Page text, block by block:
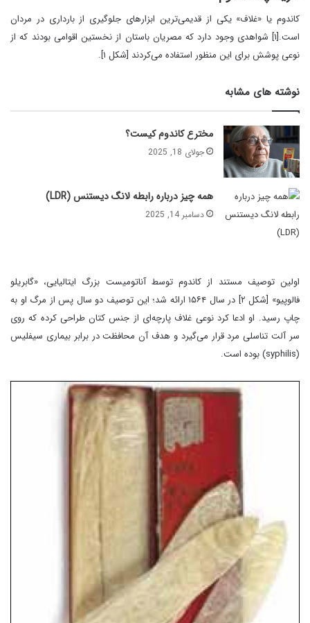
کاندوم یا «غلاف» یکی از قدیمی‌ترین ابزارهای جلوگیری از بارداری در مردان
است.[۱] شواهدی وجود دارد که مصریان باستان از نخستین اقوامی بودند که از
نوعی پوشش برای این منظور استفاده می‌کردند [شکل ۱].
نوشته های مشابه
مخترع کاندوم کیست؟
جولای 18, 2025
همه چیز درباره رابطه لانگ دیستنس (LDR)
دسامبر 14, 2025
اولین توصیف مستند از کاندوم توسط آناتومیست بزرگ ایتالیایی، «گابریلو
فالوپیو» [شکل ۲] در سال ۱۵۶۴ ارائه شد؛ این توصیف دو سال پس از مرگ او به
چاپ رسید. او ادعا کرد نوعی غلاف پارچه‌ای از جنس کتان طراحی کرده که روی
سر آلت تناسلی مرد قرار می‌گیرد و هدف آن محافظت در برابر بیماری سیفلیس
(syphilis) بوده است.